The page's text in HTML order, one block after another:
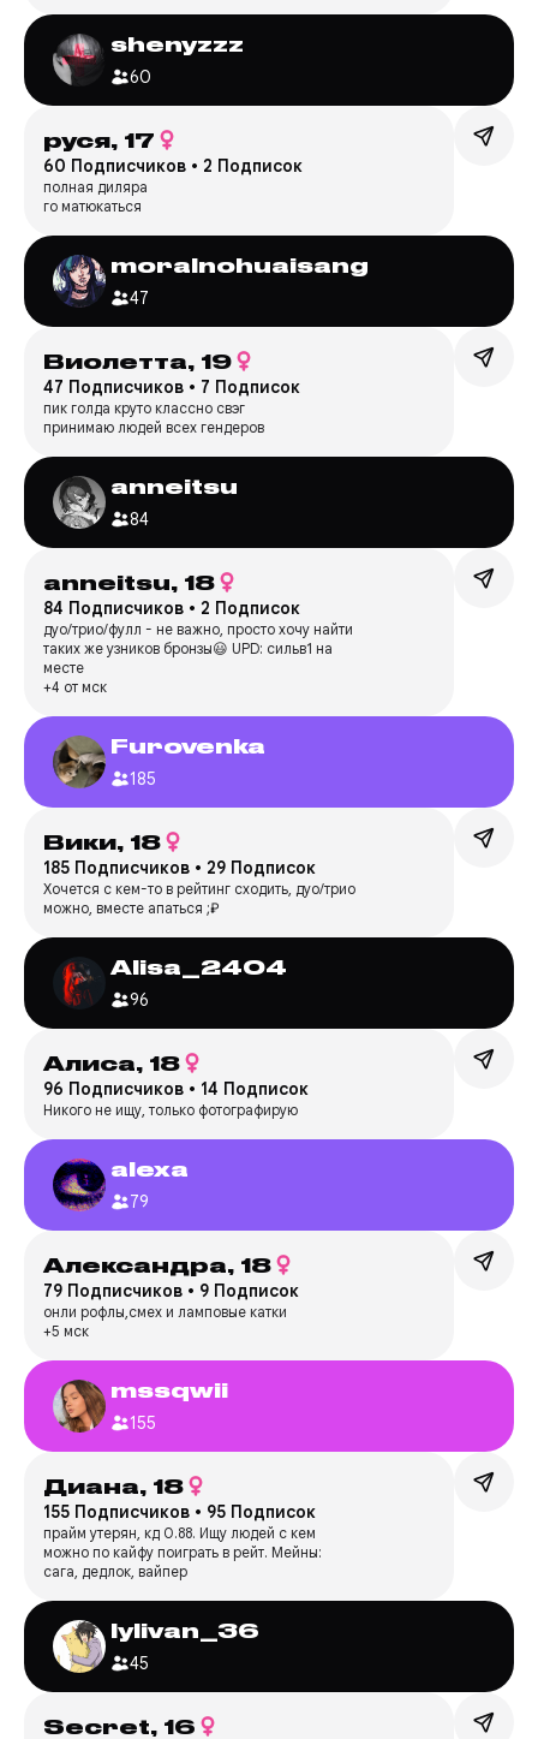
shenyzzz
60
руся, 17
60 Подписчиков • 2 Подписок
полная диляра
го матюкаться
moralnohuaisang
47
Виолетта, 19
47 Подписчиков • 7 Подписок
пик голда круто классно свэг
принимаю людей всех гендеров
anneitsu
84
anneitsu, 18
84 Подписчиков • 2 Подписок
дуо/трио/фулл - не важно, просто хочу найти
таких же узников бронзы😃 UPD: сильв1 на
месте
+4 от мск
Furovenka
185
Вики, 18
185 Подписчиков • 29 Подписок
Хочется с кем-то в рейтинг сходить, дуо/трио
можно, вместе апаться ;₽
Alisa_2404
96
Алиса, 18
96 Подписчиков • 14 Подписок
Никого не ищу, только фотографирую
alexa
79
Александра, 18
79 Подписчиков • 9 Подписок
онли рофлы,смех и ламповые катки
+5 мск
mssqwii
155
Диана, 18
155 Подписчиков • 95 Подписок
прайм утерян, кд 0.88. Ищу людей с кем
можно по кайфу поиграть в рейт. Мейны:
сага, дедлок, вайпер
lylivan_36
45
Secret, 16